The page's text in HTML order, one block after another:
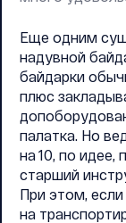
Еще одним
надувной
байдарки
плюс
палатка. Но
на 10, по идее,
старший
При этом,
на